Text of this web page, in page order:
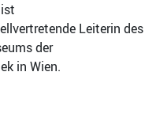
Leiterin des
der
in Wien.